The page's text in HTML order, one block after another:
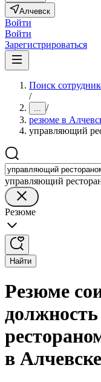
Алчевск
Войти
Войти
Зарегистрироваться
Поиск
/
... /
резюме в
управляющий
управляющий
Резюме
Найти
Резюме
в Алчевске